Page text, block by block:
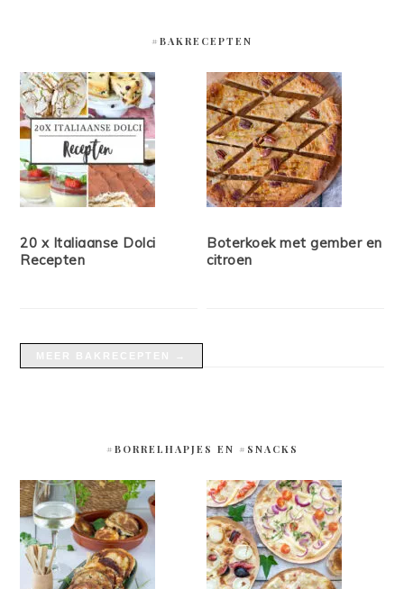
#BAKRECEPTEN
20 x Italiaanse Dolci
Recepten
Boterkoek met gember en
citroen
#BORRELHAPJES EN #SNACKS